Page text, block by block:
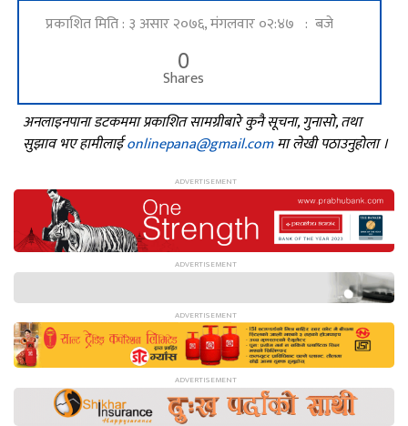
प्रकाशित मिति : ३ असार २०७६, मंगलवार ०२:४७ : बजे
0
Shares
अनलाइनपाना डटकममा प्रकाशित सामग्रीबारे कुनै सूचना, गुनासो, तथा
सुझाव भए हामीलाईonlinepana@gmail.comमा लेखी पठाउनुहोला ।